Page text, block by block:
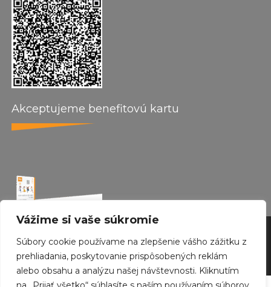
Vážime si vaše súkromie
Súbory cookie používame na zlepšenie vášho zážitku z
prehliadania, poskytovanie prispôsobených reklám
alebo obsahu a analýzu našej návštevnosti. Kliknutím
Akceptujeme benefitovú kartu
by wepo web design 2024
Created withEnvo RoyalWordPress theme